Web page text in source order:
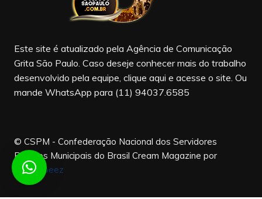
Este site é atualizado pela Agência de Comunicação
Grita São Paulo. Caso deseje conhecer mais do trabalho
desenvolvido pela equipe, clique aqui e acesse o site. Ou
mande WhatsApp para (11) 94037.6585
© CSPM - Confederação Nacional dos Servidores
Públicos Municipais do Brasil Cream Magazine por
Themebeez